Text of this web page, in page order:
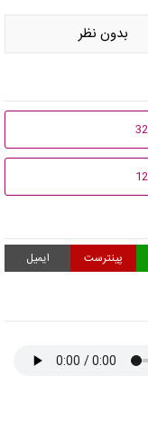
بدون نظر
پینترست ایمیل